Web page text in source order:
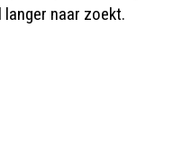
naar zoekt.